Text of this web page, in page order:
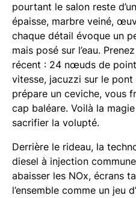
pourtant le salon reste
épaisse, marbre veiné,
chaque détail évoque un
mais posé sur l’eau.
récent : 24 nœuds de
vitesse, jacuzzi sur le
prépare un ceviche, vous
cap baléare. Voilà la
sacrifier la volupté.
Derrière le rideau, la
diesel à injection
abaisser les NOx, écrans
l’ensemble comme un jeu